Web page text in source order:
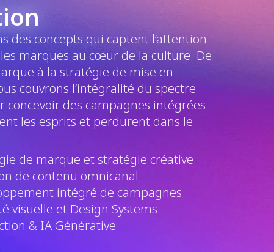
des concepts qui captent l’attention
marques au cœur de la culture. De
à la stratégie de mise en
couvrons l’intégralité du spectre
concevoir des campagnes intégrées
les esprits et perdurent dans le
de marque et stratégie créative
de contenu omnicanal
intégré de campagnes
visuelle et Design Systems
& IA Générative